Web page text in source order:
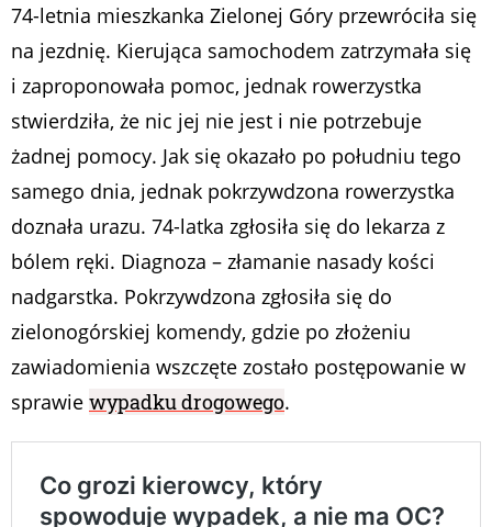
74-letnia mieszkanka Zielonej Góry przewróciła się
na jezdnię. Kierująca samochodem zatrzymała się
i zaproponowała pomoc, jednak rowerzystka
stwierdziła, że nic jej nie jest i nie potrzebuje
żadnej pomocy. Jak się okazało po południu tego
samego dnia, jednak pokrzywdzona rowerzystka
doznała urazu. 74-latka zgłosiła się do lekarza z
bólem ręki. Diagnoza – złamanie nasady kości
nadgarstka. Pokrzywdzona zgłosiła się do
zielonogórskiej komendy, gdzie po złożeniu
zawiadomienia wszczęte zostało postępowanie w
sprawie wypadku drogowego.